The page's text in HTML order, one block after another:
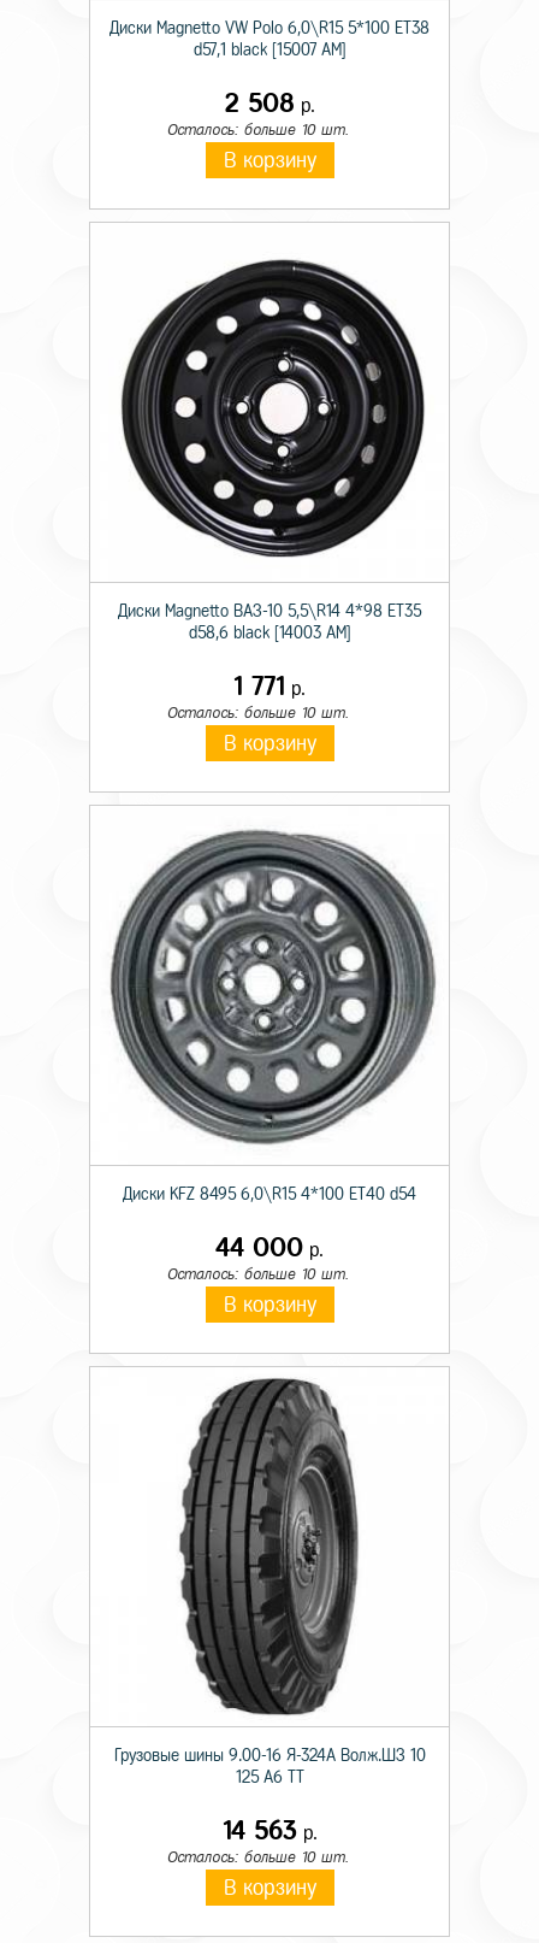
Диски Magnetto VW Polo 6,0\R15 5*100 ET38
d57,1 black [15007 AM]
2 508 р.
Осталось: больше 10 шт.
В корзину
Диски Magnetto ВАЗ-10 5,5\R14 4*98 ET35
d58,6 black [14003 AM]
1 771 р.
Осталось: больше 10 шт.
В корзину
Диски KFZ 8495 6,0\R15 4*100 ET40 d54
44 000 р.
Осталось: больше 10 шт.
В корзину
Грузовые шины 9.00-16 Я-324А Волж.ШЗ 10
125 A6 TT
14 563р.
Осталось: больше 10 шт.
В корзину